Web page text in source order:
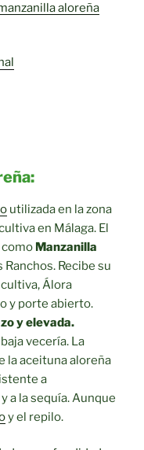
aloreña
utilizada en la zona
en Málaga. El
Manzanilla
Ranchos. Recibe su
Álora
y porte abierto.
y elevada.
vecería. La
la aceituna aloreña
a
y a la sequía. Aunque
y el repilo.